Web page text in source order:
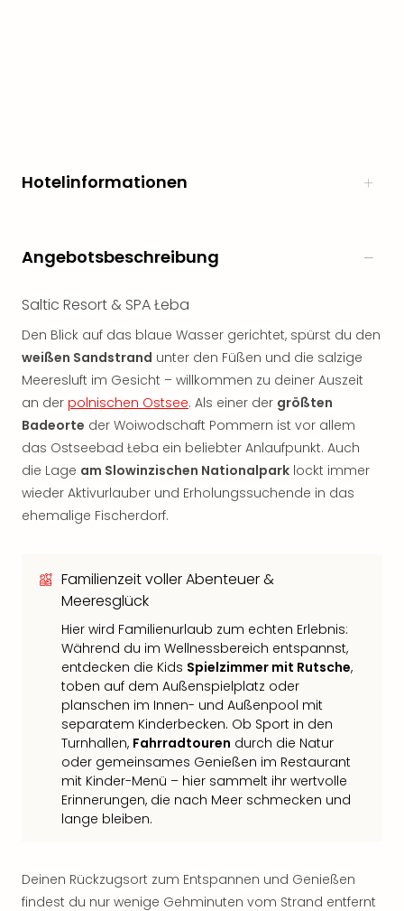
Hotelinformationen
Angebotsbeschreibung
Saltic Resort & SPA Łeba
Den Blick auf das blaue Wasser gerichtet, spürst du den
weißen Sandstrand unter den Füßen und die salzige
Meeresluft im Gesicht – willkommen zu deiner Auszeit
an der polnischen Ostsee. Als einer der größten
Badeorte der Woiwodschaft Pommern ist vor allem
das Ostseebad Łeba ein beliebter Anlaufpunkt. Auch
die Lage am Slowinzischen Nationalpark lockt immer
wieder Aktivurlauber und Erholungssuchende in das
ehemalige Fischerdorf.
Familienzeit voller Abenteuer &
Meeresglück
Hier wird Familienurlaub zum echten Erlebnis:
Während du im Wellnessbereich entspannst,
entdecken die Kids Spielzimmer mit Rutsche,
toben auf dem Außenspielplatz oder
planschen im Innen- und Außenpool mit
separatem Kinderbecken. Ob Sport in den
Turnhallen, Fahrradtouren durch die Natur
oder gemeinsames Genießen im Restaurant
mit Kinder-Menü – hier sammelt ihr wertvolle
Erinnerungen, die nach Meer schmecken und
lange bleiben.
Deinen Rückzugsort zum Entspannen und Genießen
findest du nur wenige Gehminuten vom Strand entfernt